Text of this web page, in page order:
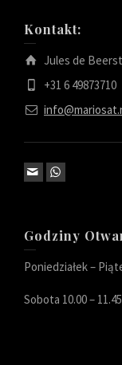
Kontakt:
Jules de
+31 6 49873710
Godziny
Poniedziałek –
Sobota 10.00 – 11.45